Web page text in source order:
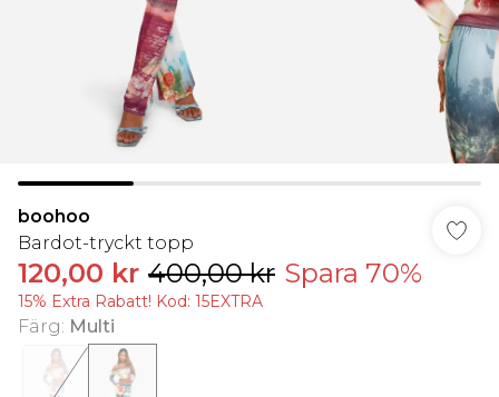
boohoo
Bardot-tryckt topp
120,00 kr 400,00 kr Spara 70%
15% Extra Rabatt! Kod: 15EXTRA
Färg: Multi